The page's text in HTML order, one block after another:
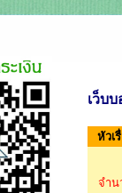
เว็บ
หัวเ
จำน